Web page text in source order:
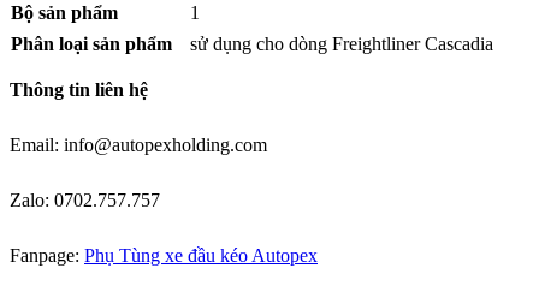
Bộ sản phẩm
1
Phân loại sản phẩm
sử dụng cho dòng Freightliner Cascadia
Thông tin liên hệ
Email: info@autopexholding.com
Zalo: 0702.757.757
Fanpage: Phụ Tùng xe đầu kéo Autopex